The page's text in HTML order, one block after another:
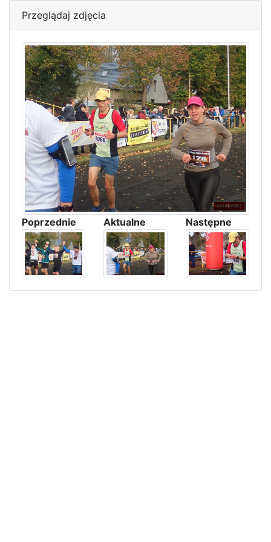
Przeglądaj zdjęcia
Poprzednie Aktualne Następne